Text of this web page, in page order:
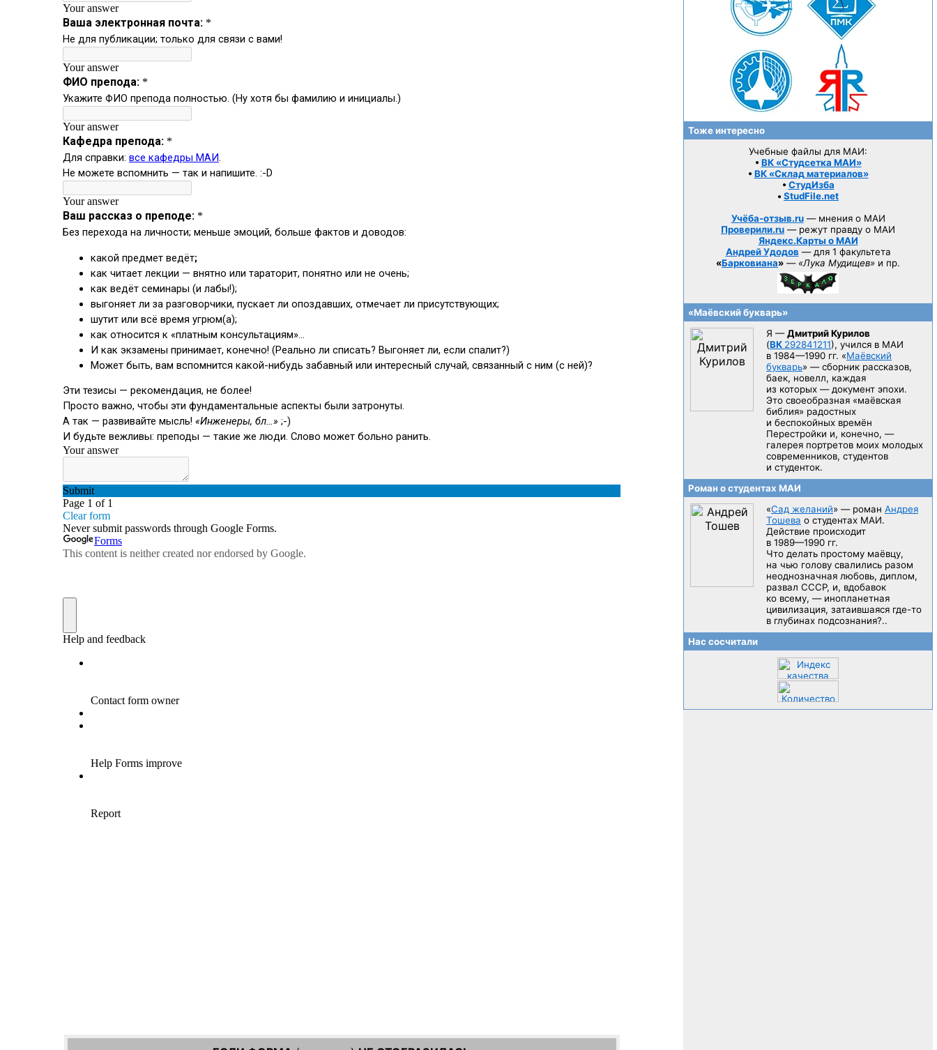
Тоже интересно
Учебные файлы для МАИ:
• ВК «Студсетка МАИ»
• ВК «Склад материалов»
• СтудИзба
• StudFile.net
Учёба-отзыв.ru— мнения о МАИ
Проверили.ru — режут правду о МАИ
Яндекс.Карты о МАИ
Андрей Удодов — для 1 факультета
«Барковиана» — «Лука Мудищев» и пр.
«Маёвский букварь»
Я —Дмитрий Курилов
(ВК 292841211), учился в МАИ
в 1984—1990 гг. «Маёвский
букварь» — сборник рассказов,
баек, новелл, каждая
из которых — документ эпохи.
Это своеобразная «маёвская
библия» радостных
и беспокойных времён
Перестройки и, конечно, —
галерея портретов моих молодых
современников, студентов
и студенток.
Роман о студентах МАИ
«Сад желаний» — роман Андрея
Тошева о студентах МАИ.
Действие происходит
в 1989—1990 гг.
Что делать простому маёвцу,
на чью голову свалились разом
неоднозначная любовь, диплом,
развал CCCP, и, вдобавок
ко всему, — инопланетная
цивилизация, затаившаяся где-то
в глубинах подсознания?..
Нас сосчитали